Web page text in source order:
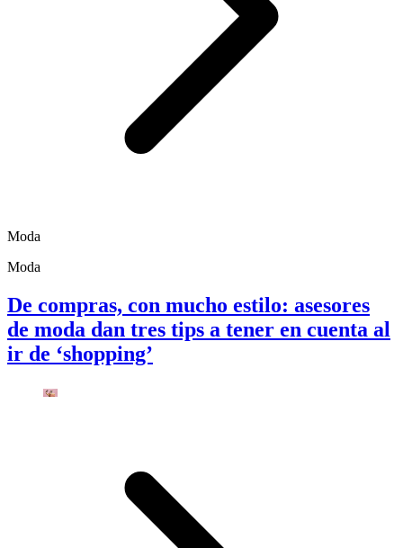
Moda
Moda
De compras, con mucho estilo: asesores
de moda dan tres tips a tener en cuenta al
ir de ‘shopping’